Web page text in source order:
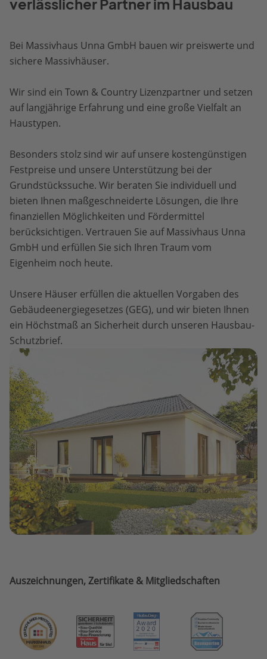
verlässlicher Partner im Hausbau
Bei Massivhaus Unna GmbH bauen wir preiswerte und
sichere Massivhäuser.
Wir sind ein Town & Country Lizenzpartner und setzen
auf langjährige Erfahrung und eine große Vielfalt an
Haustypen.
Besonders stolz sind wir auf unsere kostengünstigen
Festpreise und unsere Unterstützung bei der
Grundstückssuche. Wir beraten Sie individuell und
bieten Ihnen maßgeschneiderte Lösungen, die Ihre
finanziellen Möglichkeiten und Fördermittel
berücksichtigen. Vertrauen Sie auf Massivhaus Unna
GmbH und erfüllen Sie sich Ihren Traum vom
Eigenheim noch heute.
Unsere Häuser erfüllen die aktuellen Vorgaben des
Gebäudeenergiegesetzes (GEG), und wir bieten Ihnen
ein Höchstmaß an Sicherheit durch unseren Hausbau-
Schutzbrief.
Auszeichnungen, Zertifikate & Mitgliedschaften